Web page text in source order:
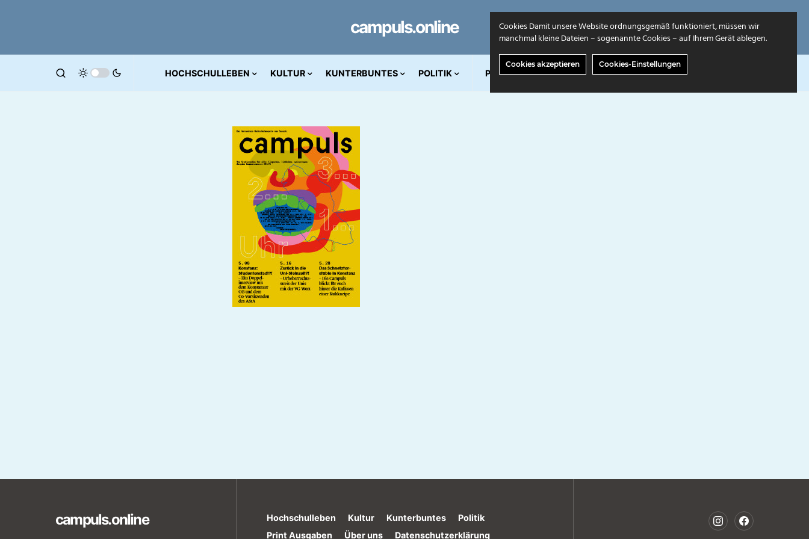
campuls.online
HOCHSCHULLEBEN KULTUR KUNTERBUNTES POLITIK PRINT AUSGABEN ÜBER UNS
campuls.online Hochschulleben Kultur Kunterbuntes
Politik
Print Ausgaben
Über uns Datenschutzerklärung
Cookies Damit unsere Website ordnungsgemäß funktioniert, müssen wir
manchmal kleine Dateien – sogenannte Cookies – auf Ihrem Gerät ablegen.
Cookies akzeptieren Cookies-Einstellungen